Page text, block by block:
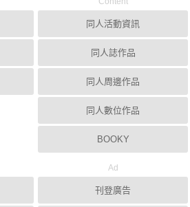
同人活動資訊
同人誌作品
同人周邊作品
同人數位作品
BOOKY
Ad
刊登廣告